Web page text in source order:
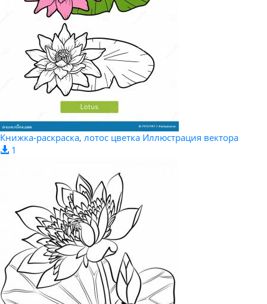
Книжка-раскраска, лотос цветка Иллюстрация вектора
1